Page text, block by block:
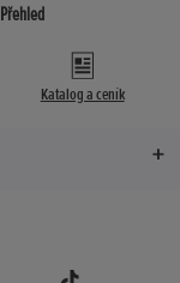
Přehled
Katalog a ceník